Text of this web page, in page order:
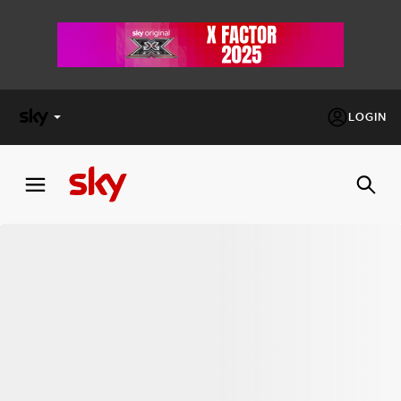
LOGIN
FACTOR